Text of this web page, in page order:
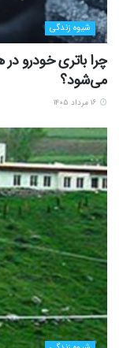
شیوه زندگی
چرا باتری خودرو
می‌شود؟